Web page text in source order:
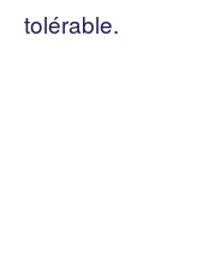
tolérable.